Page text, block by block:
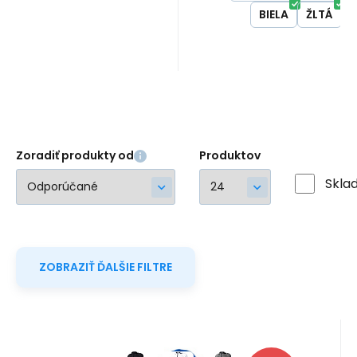
BIELA
ŽLTÁ
rýchloschnúce |
Zoradiť produkty od Produktov
ZOBRAZIŤ ĎALŠIE FILTRE